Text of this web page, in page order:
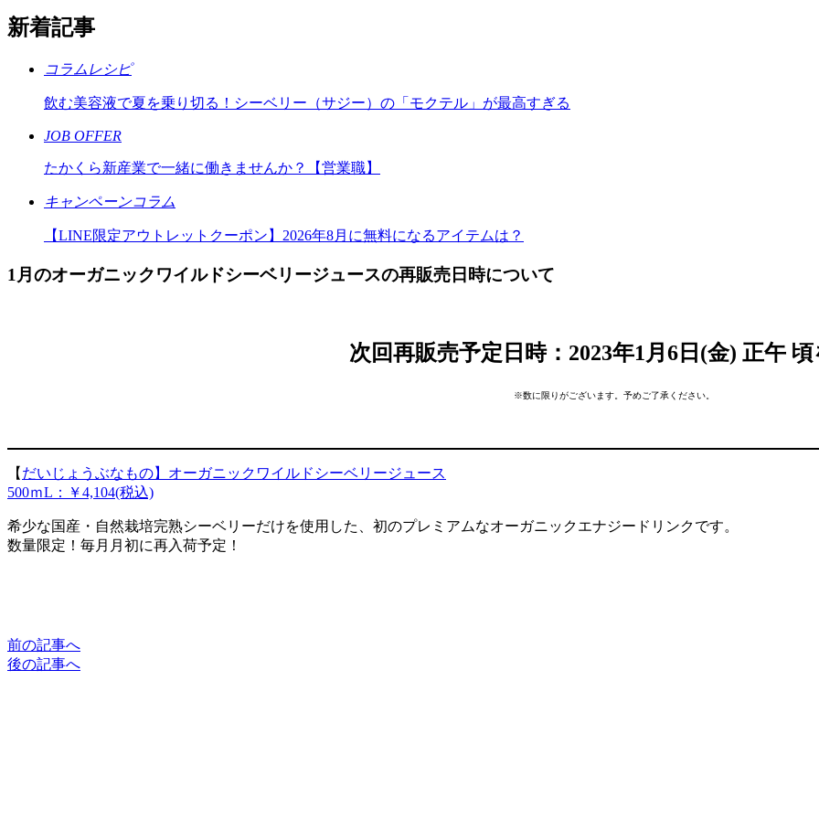
新着記事
コラムレシピ
飲む美容液で夏を乗り切る！シーベリー（サジー）の「モクテル」が最高すぎる
JOB OFFER
たかくら新産業で一緒に働きませんか？【営業職】
キャンペーンコラム
【LINE限定アウトレットクーポン】2026年8月に無料になるアイテムは？
1月のオーガニックワイルドシーベリージュースの再販売日時について
次回再販売予定日時：2023年1月6日(金) 正午
※数に限りがございます。予めご了承ください。
【 だいじょうぶなもの】オーガニックワイルドシーベリージュース
500ｍL：￥4,104(税込)
希少な国産・自然栽培完熟シーベリーだけを使用した、初のプレミアムなオーガニックエナジードリンクです。
数量限定！毎月月初に再入荷予定！
前の記事へ
後の記事へ